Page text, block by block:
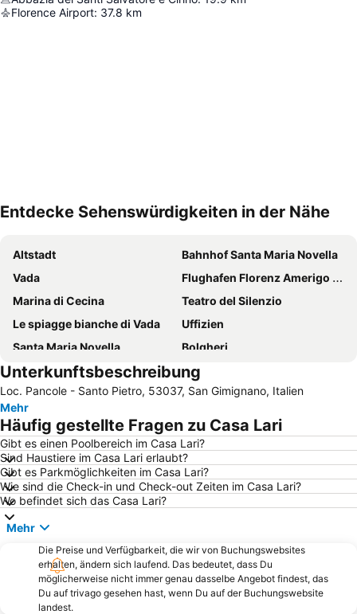
Florence Airport: 37.8 km
Entdecke Sehenswürdigkeiten in der Nähe
Altstadt
Bahnhof Santa Maria Novella
Vada
Flughafen Florenz Amerigo Vespucci
Marina di Cecina
Teatro del Silenzio
Le spiagge bianche di Vada
Uffizien
Santa Maria Novella
Bolgheri
Messe Florenz
San Vigilio
Ponte Vecchio
Kathedrale Santa Maria del Fiore
San Miniato
Oltrarno
Panzano in Chianti
Kriche Santa Croce
San Gimignano 1300
Firenze Festival
Marina di Bibbona Lido
Teatro Verdi
Palazzo Pitti
Altstadt
The Westin Excelsior
Palazzo Vecchio
Borgo di Badia a Passignano
Piazza della Signoria
Piazza della Repubblica Florenz
Nelson Mandela Forum
Novoli
Unterkunftsbeschreibung
Loc. Pancole - Santo Pietro, 53037, San Gimignano, Italien
Mehr
Häufig gestellte Fragen zu Casa Lari
Gibt es einen Poolbereich im Casa Lari?
Sind Haustiere im Casa Lari erlaubt?
Gibt es Parkmöglichkeiten im Casa Lari?
Wie sind die Check-in und Check-out Zeiten im Casa Lari?
Wo befindet sich das Casa Lari?
Mehr
Die Preise und Verfügbarkeit, die wir von Buchungswebsites
erhalten, ändern sich laufend. Das bedeutet, dass Du
möglicherweise nicht immer genau dasselbe Angebot findest, das
Du auf trivago gesehen hast, wenn Du auf der Buchungswebsite
landest.